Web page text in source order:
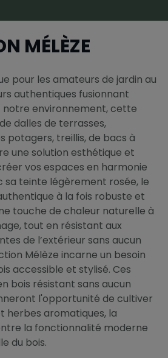
MÉLÈZE
pour les amateurs de jardin au
authentiques fusionnant
environnement, cette
dalles de terrasses,
potagers, treillis, de bacs à
une solution esthétique et
vos espaces en harmonie
sa teinte légèrement rosée, le
à la fois robuste et
touche de chaleur naturelle à
tout en résistant aux
de l’extérieur sans aucun
Mélèze incarne un besoin
accessible et stylisé. Ces
bois résistant sans aucun
l'opportunité de cultiver
herbes aromatiques, la
la fonctionnalité moderne
du bois.